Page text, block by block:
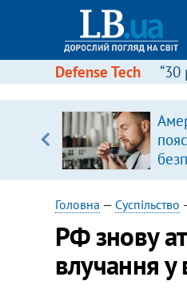
Defense Tech “30
Головна — Суспільство
РФ знову
влучання у